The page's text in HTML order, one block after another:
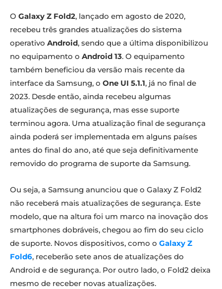
O Galaxy Z Fold2, lançado em agosto de 2020,
recebeu três grandes atualizações do sistema
operativo Android, sendo que a última disponibilizou
no equipamento o Android 13. O equipamento
também beneficiou da versão mais recente da
interface da Samsung, o One UI 5.1.1, já no final de
2023. Desde então, ainda recebeu algumas
atualizações de segurança, mas esse suporte
terminou agora. Uma atualização final de segurança
ainda poderá ser implementada em alguns países
antes do final do ano, até que seja definitivamente
removido do programa de suporte da Samsung.
Ou seja, a Samsung anunciou que o Galaxy Z Fold2
não receberá mais atualizações de segurança. Este
modelo, que na altura foi um marco na inovação dos
smartphones dobráveis, chegou ao fim do seu ciclo
de suporte. Novos dispositivos, como o Galaxy Z
Fold6, receberão sete anos de atualizações do
Android e de segurança. Por outro lado, o Fold2 deixa
mesmo de receber novas atualizações.